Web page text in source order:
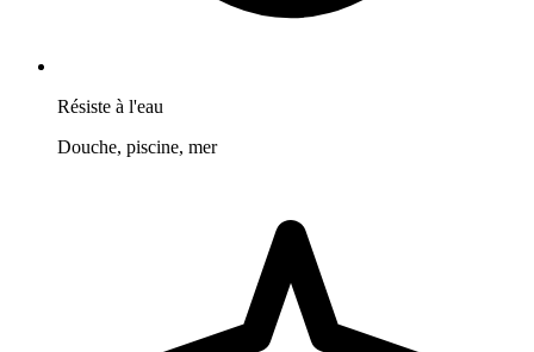
Résiste à l'eau
Douche, piscine, mer